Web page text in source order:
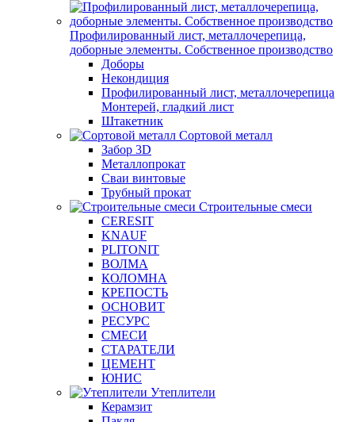
Профилированный лист, металлочерепица,
доборные элементы. Собственное производство
Доборы
Некондиция
Профилированный лист, металлочерепица
Монтерей, гладкий лист
Штакетник
Сортовой металл
Забор 3D
Металлопрокат
Сваи винтовые
Трубный прокат
Строительные смеси
CERESIT
KNAUF
PLITONIT
ВОЛМА
КОЛОМНА
КРЕПОСТЬ
ОСНОВИТ
РЕСУРС
СМЕСИ
СТАРАТЕЛИ
ЦЕМЕНТ
ЮНИС
Утеплители
Керамзит